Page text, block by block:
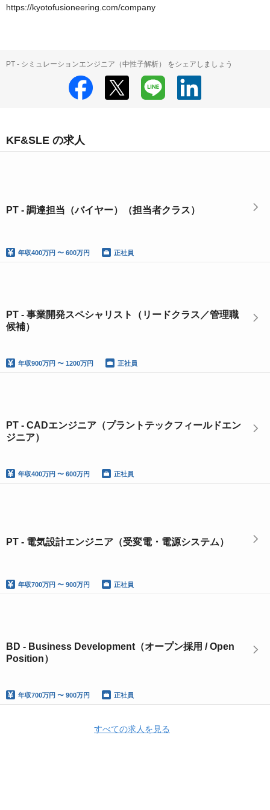
https://kyotofusioneering.com/company
PT - シミュレーションエンジニア（中性子解析） をシェアしましょう
KF&SLE の求人
PT - 調達担当（バイヤー）（担当者クラス）
年収400万円 〜 600万円 正社員
PT - 事業開発スペシャリスト（リードクラス／管理職
候補）
年収900万円 〜 1200万円 正社員
PT - CADエンジニア（プラントテックフィールドエン
ジニア）
年収400万円 〜 600万円 正社員
PT - 電気設計エンジニア（受変電・電源システム）
年収700万円 〜 900万円 正社員
BD - Business Development（オープン採用 / Open
Position）
年収700万円 〜 900万円 正社員
すべての求人を見る